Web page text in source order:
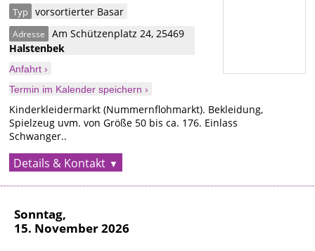
Typ vorsortierter Basar
Adresse Am Schützenplatz 24,25469
Halstenbek
Anfahrt ›
Termin im Kalender speichern ›
Kinderkleidermarkt (Nummernflohmarkt). Bekleidung,
Spielzeug uvm. von Größe 50 bis ca. 176. Einlass
Schwanger..
Details & Kontakt
Sonntag,
15. November 2026